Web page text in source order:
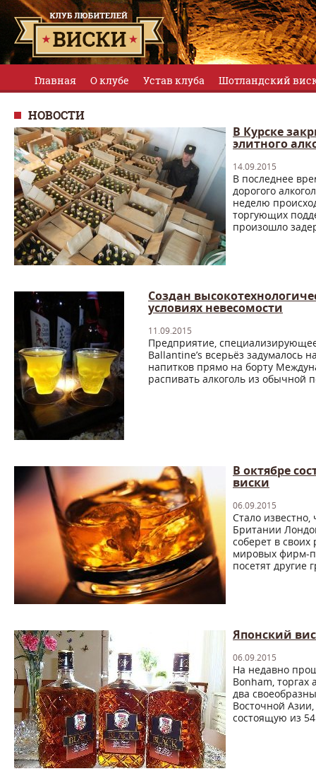
Главная О клубе Устав клуба Шотландский
НОВОСТИ
В Курске
элитного
14.09.2015
В последнее
дорогого
неделю
торгующих
произошло
Создан
условиях невесомости
11.09.2015
Предприятие,
Ballantine’s всерьёз задумалось
напитков прямо на борту
распивать алкоголь из обычной
В октябре
виски
06.09.2015
Стало известно,
Британии
соберет в
мировых фирм-
посетят другие
Японский
06.09.2015
На недавно
Bonham, торгах
два
Восточной
состоящую из